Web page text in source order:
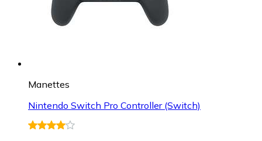
Manettes
Nintendo Switch Pro Controller (Switch)